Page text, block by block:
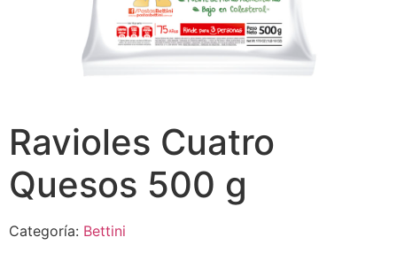
Ravioles Cuatro
Quesos 500 g
Categoría: Bettini